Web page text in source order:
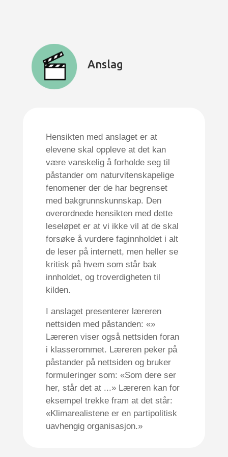
Anslag
Hensikten med anslaget er at
elevene skal oppleve at det kan
være vanskelig å forholde seg til
påstander om naturvitenskapelige
fenomener der de har begrenset
med bakgrunnskunnskap. Den
overordnede hensikten med dette
leseløpet er at vi ikke vil at de skal
forsøke å vurdere faginnholdet i alt
de leser på internett, men heller se
kritisk på hvem som står bak
innholdet, og troverdigheten til
kilden.
I anslaget presenterer læreren
nettsiden med påstanden: «»
Læreren viser også nettsiden foran
i klasserommet. Læreren peker på
påstander på nettsiden og bruker
formuleringer som: «Som dere ser
her, står det at ...» Læreren kan for
eksempel trekke fram at det står:
«Klimarealistene er en partipolitisk
uavhengig organisasjon.»